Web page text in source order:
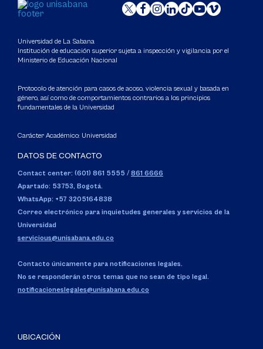
Universidad de La Sabana
Institución de educación superior sujeta a inspección y vigilancia por el
Ministerio de Educación Nacional
Protocolo de atención para casos de acoso, violencia sexual y basada en
género, así como de comportamientos contrarios a los principios
fundamentales de la Universidad
Carácter Académico: Universidad
DATOS DE CONTACTO
Contact center: (601) 861 5555 / 861 6666
Apartado: 53753, Bogotá.
WhatsApp: +57 3205164838
Correo electrónico para inquietudes generales y servicios de la
Universidad
servicious@unisabana.edu.co
Contacto únicamente para notificaciones legales.
No se responderán otros temas que no sean de tipo legal.
notificacioneslegales@unisabana.edu.co
UBICACIÓN